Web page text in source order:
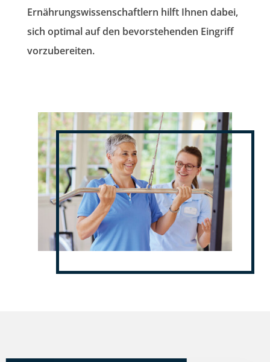
Ernährungswissenschaftlern hilft Ihnen dabei,
sich optimal auf den bevorstehenden Eingriff
vorzubereiten.